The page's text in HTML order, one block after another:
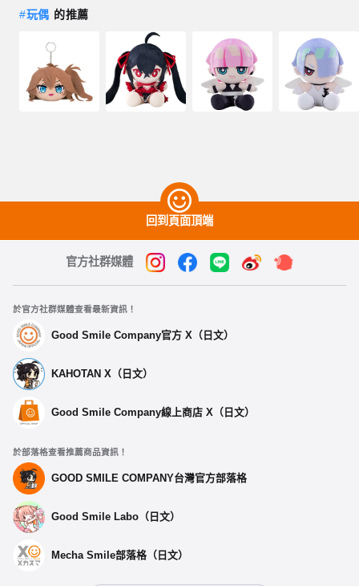
選擇類型
端」MyGO!!!!! 高松燈 Ver.
預購期間：2025年05月01日~至 (JST)2025年05月14日
2025年08月發售・每人限購3個
玩偶 配件 演唱會套組 聯合演唱會「向著岔路的那兩
端」MyGO!!!!! 千早愛音 Ver.
2025年08月發售・每人限購3個
#玩偶 的推薦
回到頁面頂端
官方社群媒體
於官方社群媒體查看最新資訊！
Good Smile Company官方 X（日文）
KAHOTAN X（日文）
Good Smile Company線上商店 X（日文）
於部落格查看推薦商品資訊！
GOOD SMILE COMPANY台灣官方部落格
Good Smile Labo（日文）
Mecha Smile部落格（日文）